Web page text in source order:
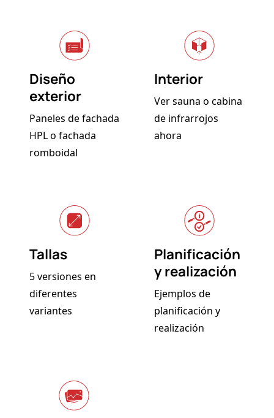
Diseño
exterior
Paneles de fachada
HPL o fachada
romboidal
Interior
Ver sauna o cabina
de infrarrojos
ahora
Tallas
5 versiones en
diferentes
variantes
Planificación
y realización
Ejemplos de
planificación y
realización